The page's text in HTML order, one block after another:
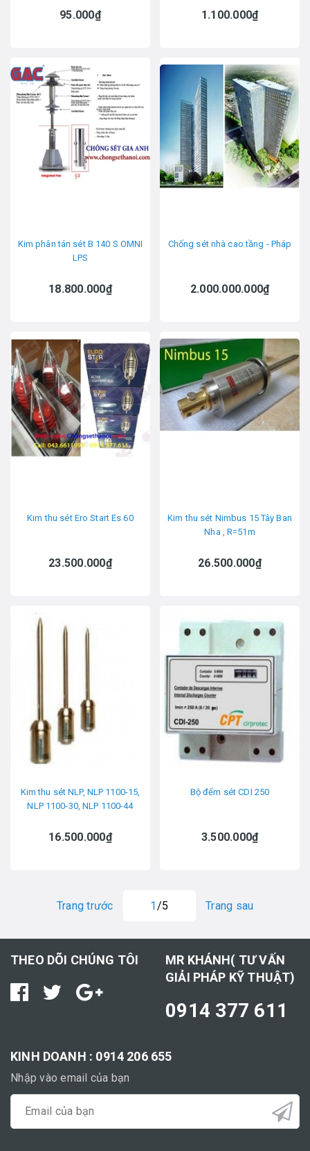
95.000₫ 1.100.000₫
Kim phân tán sét B 140 S OMNI
LPS
18.800.000₫
Chống sét nhà cao tầng - Pháp
2.000.000.000₫
Kim thu sét Ero Start Es 60
23.500.000₫
Kim thu sét Nimbus 15 Tây Ban
Nha , R=51m
26.500.000₫
Kim thu sét NLP, NLP 1100-15,
NLP 1100-30, NLP 1100-44
16.500.000₫
Bộ đếm sét CDI 250
3.500.000₫
Trang trước 1 /5 Trang sau
THEO DÕI CHÚNG TÔI
MR KHÁNH( TƯ VẤN
GIẢI PHÁP KỸ THUẬT)
0914 377 611
KINH DOANH : 0914 206 655
Nhập vào email của bạn